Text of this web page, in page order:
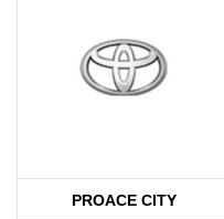
PROACE CITY